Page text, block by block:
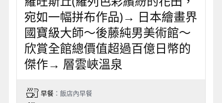
宛如一幅拼布作品)→ 日本繪畫界
國寶級大師～後藤純男美術館～
欣賞全館總價值超過百億日幣的
傑作→ 層雲峽溫泉
早餐：飯店內早餐